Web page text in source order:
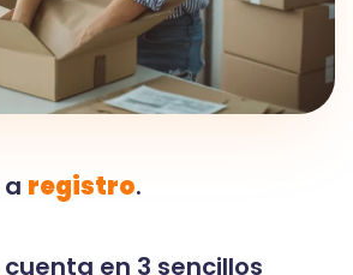
registro.
en 3 sencillos